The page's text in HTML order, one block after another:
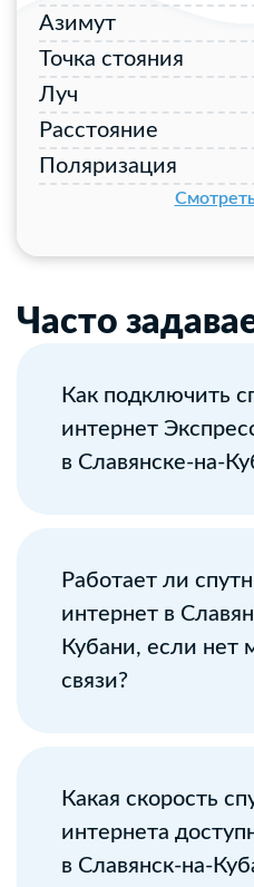
Азимут
Точка стояния
Луч
Расстояние
Поляризация
Часто
Как подключить
интернет
в Славянске-на-
Работает ли
интернет в
Кубани, если нет
связи?
Какая скорость
интернета
в Славянск-на-